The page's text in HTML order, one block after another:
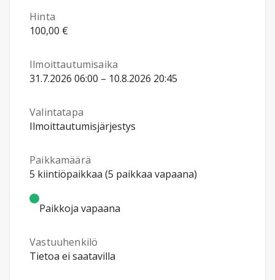
Hinta
100,00 €
Ilmoittautumisaika
31.7.2026 06:00 – 10.8.2026 20:45
Valintatapa
Ilmoittautumisjärjestys
Paikkamäärä
5 kiintiöpaikkaa (5 paikkaa vapaana)
Paikkoja vapaana
Vastuuhenkilö
Tietoa ei saatavilla